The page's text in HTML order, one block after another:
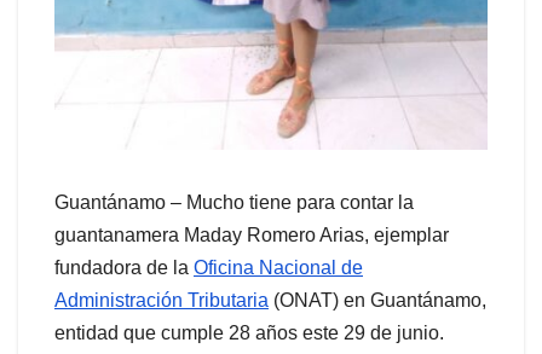
Guantánamo – Mucho tiene para contar la
guantanamera Maday Romero Arias, ejemplar
fundadora de la Oficina Nacional de
Administración Tributaria (ONAT) en Guantánamo,
entidad que cumple 28 años este 29 de junio.